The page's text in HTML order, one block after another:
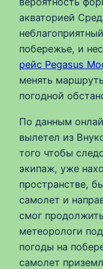
акваторией
побережье, и
рейс Pegasus
менять
погодной
По данным
вылетел из
того чтобы
экипаж, уже
пространстве,
самолет и
смог
метеорологи
погоды на
самолет